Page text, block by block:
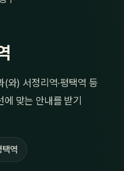
와) 서정리역·평택역 등
맞는 안내를 받기
택역